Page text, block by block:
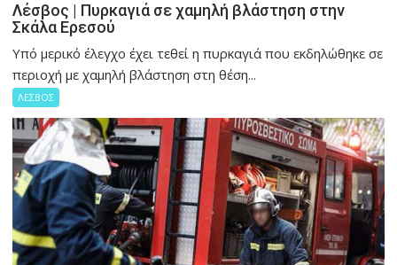
Λέσβος | Πυρκαγιά σε χαμηλή βλάστηση στην
Σκάλα Ερεσού
Υπό μερικό έλεγχο έχει τεθεί η πυρκαγιά που εκδηλώθηκε σε
περιοχή με χαμηλή βλάστηση στη θέση...
ΛΕΣΒΟΣ